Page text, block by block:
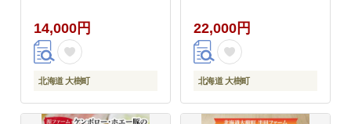
14,000円
北海道 大樹町
22,000円
北海道 大樹町